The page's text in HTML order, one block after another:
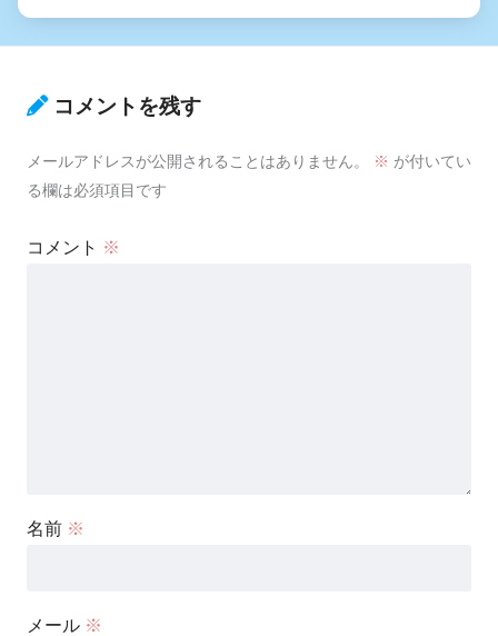
コメントを残す
メールアドレスが公開されることはありません。 ※ が付いてい
る欄は必須項目です
コメント ※
名前 ※
メール ※